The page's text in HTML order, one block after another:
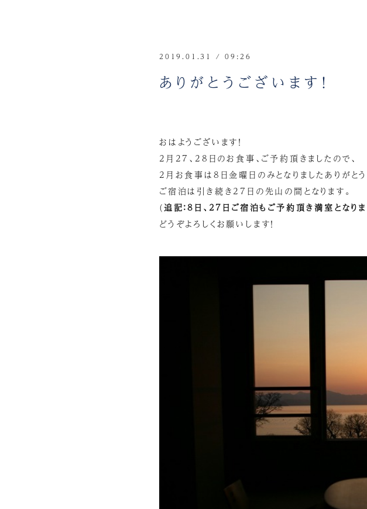
2019.01.31 / 09:26
ありがとうございます！
おはようございます！
2月27、28日のお食事、ご予約頂きましたので、
2月お食事は8日金曜日のみとなりましたありがとう
ご宿泊は引き続き27日の先山の間となります。
(追記：8日、27日ご宿泊もご予約頂き満室となりま
どうぞよろしくお願いします！